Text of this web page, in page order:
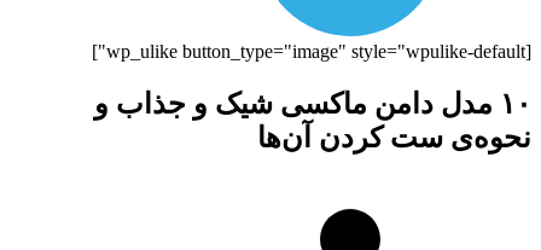
[wp_ulike button_type="image" style="wpulike-default"]
۱۰ مدل دامن ماکسی شیک و جذاب و
نحوه‌ی ست کردن آن‌ها